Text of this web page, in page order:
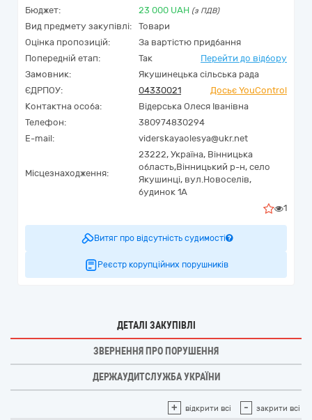
Бюджет: 23 000 UAH (з ПДВ)
Вид предмету закупівлі:
Товари
Оцінка пропозицій:
За вартістю придбання
Попередній етап:
Так
Перейти до відбору
Замовник:
Якушинецька сільська рада
ЄДРПОУ:
04330021
Досьє YouControl
Контактна особа:
Відерська Олеся Іванівна
Телефон:
380974830294
E-mail:
viderskayaolesya@ukr.net
Місцезнаходження:
23222, Україна, Вінницька
область,Вінницький р-н, село
Якушинці, вул.Новоселів,
будинок 1A
1
Витяг про відсутність судимості
Реєстр корупційних порушників
ДЕТАЛІ ЗАКУПІВЛІ
ЗВЕРНЕННЯ ПРО ПОРУШЕННЯ
ДЕРЖАУДИТСЛУЖБА УКРАЇНИ
+ відкрити всі - закрити всі